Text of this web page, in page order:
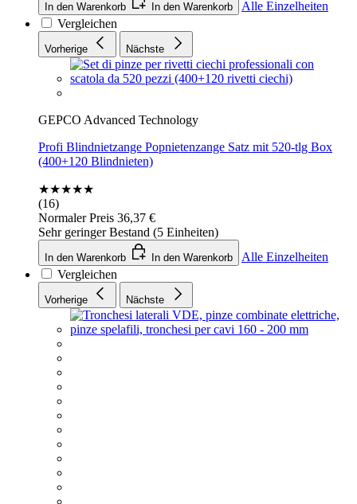
In den Warenkorb In den Warenkorb
Alle Einzelheiten
Vergleichen
Vorherige Nächste
GEPCO Advanced Technology
Profi Blindnietzange Popnietenzange Satz mit 520-tlg Box
(400+120 Blindnieten)
★★★★★
(16)
Normaler Preis 36,37 €
Sehr geringer Bestand (5 Einheiten)
In den Warenkorb In den Warenkorb
Alle Einzelheiten
Vergleichen
Vorherige Nächste